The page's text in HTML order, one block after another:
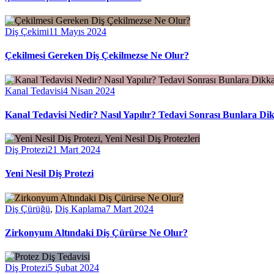
Diş Çekimi11 Mayıs 2024
Çekilmesi Gereken Diş Çekilmezse Ne Olur?
Kanal Tedavisi4 Nisan 2024
Kanal Tedavisi Nedir? Nasıl Yapılır? Tedavi Sonrası Bunlara
Diş Protezi21 Mart 2024
Yeni Nesil Diş Protezi
Diş Çürüğü, Diş Kaplama7 Mart 2024
Zirkonyum Altındaki Diş Çürürse Ne Olur?
Diş Protezi5 Şubat 2024